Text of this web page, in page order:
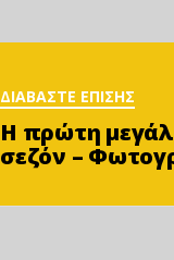
ΔΙΑΒΑΣΤΕ ΕΠΙΣΗΣ
Η πρώτη
σεζόν –